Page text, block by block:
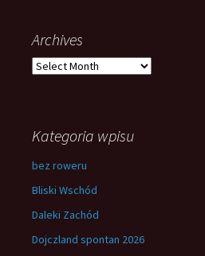
Archives
Archives
Kategoria wpisu
bez roweru
Bliski Wschód
Daleki Zachód
Dojczland spontan 2026